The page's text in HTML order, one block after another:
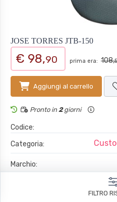
JOSE TORRES JTB-150
€ 98,90 prima era: 108,
Aggiungi al carrello
Pronto in 2giorni
Codice:
Categoria:
Marchio:
FILTRO